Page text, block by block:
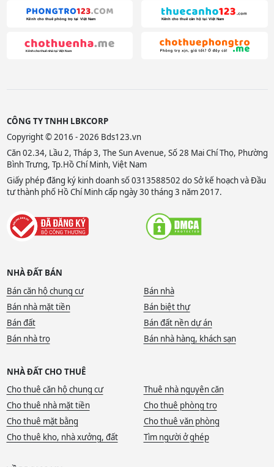
CÔNG TY TNHH LBKCORP
Copyright © 2016 - 2026 Bds123.vn
Căn 02.34, Lầu 2, Tháp 3, The Sun Avenue, Số 28 Mai Chí Thọ, Phường
Bình Trưng, Tp.Hồ Chí Minh, Việt Nam
Giấy phép đăng ký kinh doanh số 0313588502 do Sở kế hoạch và Đầu
tư thành phố Hồ Chí Minh cấp ngày 30 tháng 3 năm 2017.
NHÀ ĐẤT BÁN
Bán căn hộ chung cư
Bán nhà
Bán nhà mặt tiền
Bán biệt thự
Bán đất
Bán đất nền dự án
Bán nhà trọ
Bán nhà hàng, khách sạn
NHÀ ĐẤT CHO THUÊ
Cho thuê căn hộ chung cư
Thuê nhà nguyên căn
Cho thuê nhà mặt tiền
Cho thuê phòng trọ
Cho thuê mặt bằng
Cho thuê văn phòng
Cho thuê kho, nhà xưởng, đất
Tìm người ở ghép